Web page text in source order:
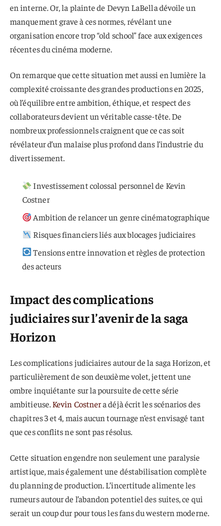
en interne. Or, la plainte de Devyn LaBella dévoile un
manquement grave à ces normes, révélant une
organisation encore trop “old school” face aux exigences
récentes du cinéma moderne.
On remarque que cette situation met aussi en lumière la
complexité croissante des grandes productions en 2025,
où l’équilibre entre ambition, éthique, et respect des
collaborateurs devient un véritable casse-tête. De
nombreux professionnels craignent que ce cas soit
révélateur d’un malaise plus profond dans l’industrie du
divertissement.
Investissement colossal personnel de Kevin
Costner
Ambition de relancer un genre cinématographique
Risques financiers liés aux blocages judiciaires
Tensions entre innovation et règles de protection
des acteurs
Impact descomplications
judiciairessur l’avenir de la saga
Horizon
Les complications judiciaires autour de la saga Horizon, et
particulièrement de son deuxième volet, jettent une
ombre inquiétante sur la poursuite de cette série
ambitieuse.Kevin Costnera déjà écrit les scénarios des
chapitres 3 et 4, mais aucun tournage n’est envisagé tant
que ces conflits ne sont pas résolus.
Cette situation engendre non seulement une paralysie
artistique, mais également une déstabilisation complète
du planning de production. L’incertitude alimente les
rumeurs autour de l’abandon potentiel des suites, ce qui
serait un coup dur pour tous les fans du western moderne.